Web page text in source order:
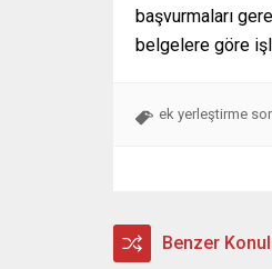
başvurmaları
belgelere göre
ek yerleştirme
Benzer